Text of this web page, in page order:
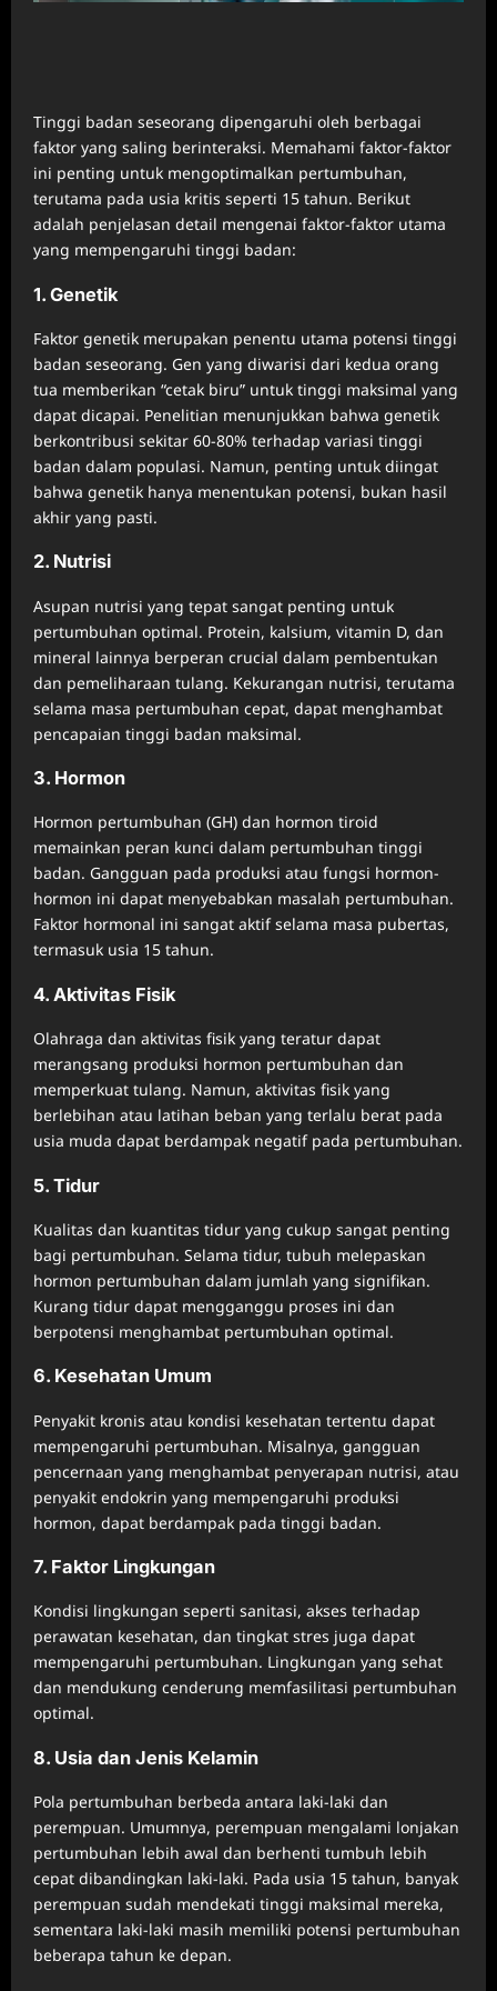
Tinggi badan seseorang dipengaruhi oleh berbagai
faktor yang saling berinteraksi. Memahami faktor-faktor
ini penting untuk mengoptimalkan pertumbuhan,
terutama pada usia kritis seperti 15 tahun. Berikut
adalah penjelasan detail mengenai faktor-faktor utama
yang mempengaruhi tinggi badan:
1. Genetik
Faktor genetik merupakan penentu utama potensi tinggi
badan seseorang. Gen yang diwarisi dari kedua orang
tua memberikan “cetak biru” untuk tinggi maksimal yang
dapat dicapai. Penelitian menunjukkan bahwa genetik
berkontribusi sekitar 60-80% terhadap variasi tinggi
badan dalam populasi. Namun, penting untuk diingat
bahwa genetik hanya menentukan potensi, bukan hasil
akhir yang pasti.
2. Nutrisi
Asupan nutrisi yang tepat sangat penting untuk
pertumbuhan optimal. Protein, kalsium, vitamin D, dan
mineral lainnya berperan crucial dalam pembentukan
dan pemeliharaan tulang. Kekurangan nutrisi, terutama
selama masa pertumbuhan cepat, dapat menghambat
pencapaian tinggi badan maksimal.
3. Hormon
Hormon pertumbuhan (GH) dan hormon tiroid
memainkan peran kunci dalam pertumbuhan tinggi
badan. Gangguan pada produksi atau fungsi hormon-
hormon ini dapat menyebabkan masalah pertumbuhan.
Faktor hormonal ini sangat aktif selama masa pubertas,
termasuk usia 15 tahun.
4. Aktivitas Fisik
Olahraga dan aktivitas fisik yang teratur dapat
merangsang produksi hormon pertumbuhan dan
memperkuat tulang. Namun, aktivitas fisik yang
berlebihan atau latihan beban yang terlalu berat pada
usia muda dapat berdampak negatif pada pertumbuhan.
5. Tidur
Kualitas dan kuantitas tidur yang cukup sangat penting
bagi pertumbuhan. Selama tidur, tubuh melepaskan
hormon pertumbuhan dalam jumlah yang signifikan.
Kurang tidur dapat mengganggu proses ini dan
berpotensi menghambat pertumbuhan optimal.
6. Kesehatan Umum
Penyakit kronis atau kondisi kesehatan tertentu dapat
mempengaruhi pertumbuhan. Misalnya, gangguan
pencernaan yang menghambat penyerapan nutrisi, atau
penyakit endokrin yang mempengaruhi produksi
hormon, dapat berdampak pada tinggi badan.
7. Faktor Lingkungan
Kondisi lingkungan seperti sanitasi, akses terhadap
perawatan kesehatan, dan tingkat stres juga dapat
mempengaruhi pertumbuhan. Lingkungan yang sehat
dan mendukung cenderung memfasilitasi pertumbuhan
optimal.
8. Usia dan Jenis Kelamin
Pola pertumbuhan berbeda antara laki-laki dan
perempuan. Umumnya, perempuan mengalami lonjakan
pertumbuhan lebih awal dan berhenti tumbuh lebih
cepat dibandingkan laki-laki. Pada usia 15 tahun, banyak
perempuan sudah mendekati tinggi maksimal mereka,
sementara laki-laki masih memiliki potensi pertumbuhan
beberapa tahun ke depan.